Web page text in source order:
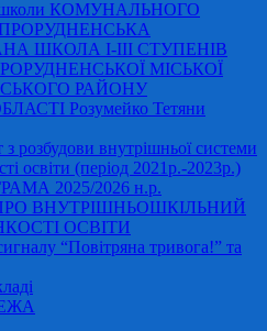
школи КОМУНАЛЬНОГО
ШКОЛА І-ІІІ СТУПЕНІВ
МІСЬКОЇ
РАЙОНУ
Розумейко Тетяни
з розбудови внутрішньої системи
освіти (період 2021р.-2023р.)
2025/2026 н.р.
ВНУТРІШНЬОШКІЛЬНИЙ
ОСВІТИ
“Повітряна тривога!” та